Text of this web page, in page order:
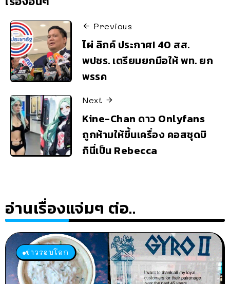
Previous
ไผ่ ลิกค์ ประกาศ! 40 สส.
พปชร. เตรียมยกมือให้ พท. ยก
พรรค
Next
Kine-Chan ดาว Onlyfans
ถูกห้ามให้ขึ้นเครื่อง คอสชุดบิ
กินี่เป็น Rebecca
อ่านเรื่องแจ่มๆ ต่อ..
ข่าวรอบโลก